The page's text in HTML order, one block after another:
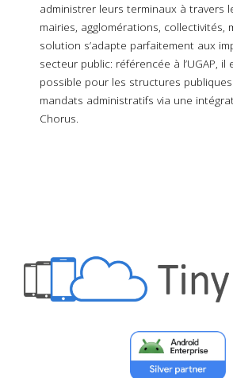
administrer leurs terminaux à travers
mairies, agglomérations, collectivités,
solution s’adapte parfaitement aux
secteur public: référencée à l’UGAP, il
possible pour les structures
mandats administratifs via une
Chorus.